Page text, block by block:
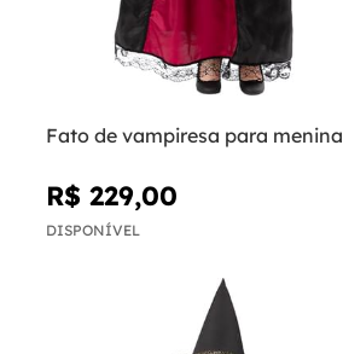
Fato de vampiresa para menina
R$ 229,00
DISPONÍVEL